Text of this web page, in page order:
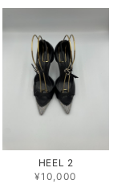
HEEL 2
¥10,000